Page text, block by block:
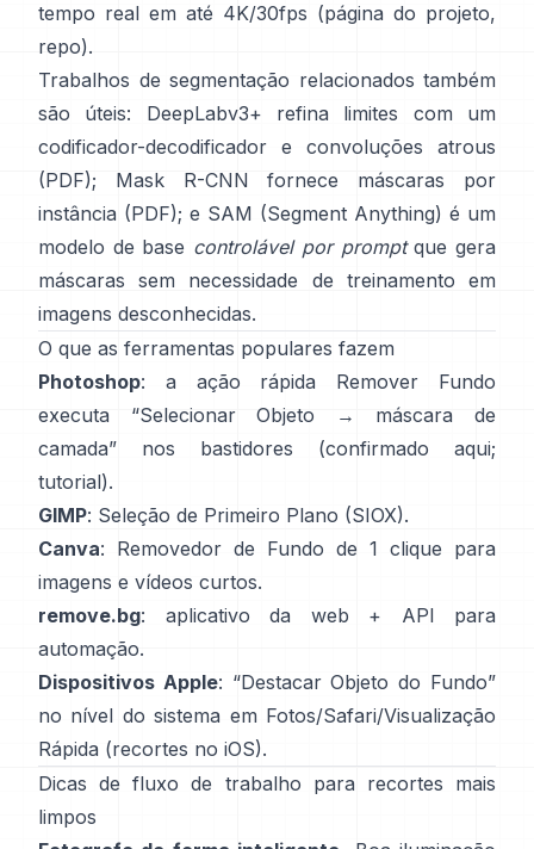
tempo real em até 4K/30fps (página do projeto,
repo).
Trabalhos de segmentação relacionados também
são úteis:
DeepLabv3+ refina limites com um
codificador-decodificador e convoluções atrous
(PDF); Mask R-CNN fornece máscaras por
instância (PDF); e SAM (Segment Anything) é um
modelo de base controlável por promptque gera
máscaras sem necessidade de treinamento em
imagens desconhecidas.
O que as ferramentas populares fazem
Photoshop: a ação rápida Remover Fundo
executa “Selecionar Objeto → máscara de
camada” nos bastidores
(confirmado aqui;
tutorial).
GIMP: Seleção de Primeiro Plano (SIOX).
Canva: Removedor de Fundo de 1 clique para
imagens e vídeos curtos.
remove.bg: aplicativo da web + API para
automação.
Dispositivos Apple: “Destacar Objeto do Fundo”
no nível do sistema em Fotos/Safari/Visualização
Rápida (recortes no iOS).
Dicas de fluxo de trabalho para recortes mais
limpos